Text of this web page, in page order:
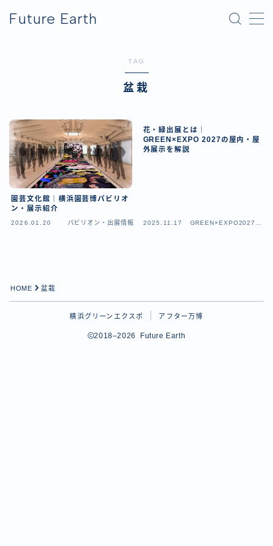
Future Earth
TAG
盆栽
園芸文化館｜横浜園芸博パビリオ
ン・展示紹介
2026.01.20 パビリオン・出展情報
花・緑出展とは｜
GREEN×EXPO 2027の屋内・屋
外展示を解説
2025.11.17
GREEN×EXPO2027（
HOME 盆栽
横浜グリーンエクスポ アフター万博
2018–2026 Future Earth